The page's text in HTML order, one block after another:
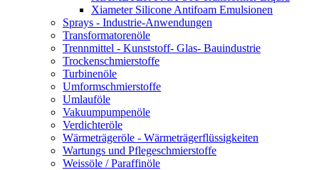
Xiameter Silicone Antifoam Emulsionen
Sprays - Industrie-Anwendungen
Transformatorenöle
Trennmittel - Kunststoff- Glas- Bauindustrie
Trockenschmierstoffe
Turbinenöle
Umformschmierstoffe
Umlauföle
Vakuumpumpenöle
Verdichteröle
Wärmeträgeröle - Wärmeträgerflüssigkeiten
Wartungs und Pflegeschmierstoffe
Weissöle / Paraffinöle